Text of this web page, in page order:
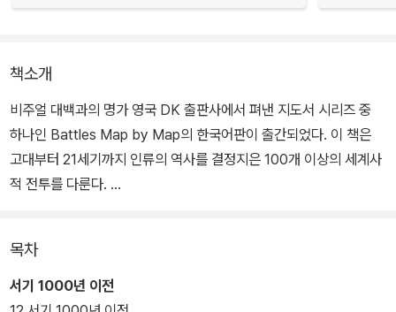
책소개
비주얼 대백과의 명가 영국 DK 출판사에서 펴낸 지도서 시리즈 중
하나인 Battles Map by Map의 한국어판이 출간되었다. 이 책은
고대부터 21세기까지 인류의 역사를 결정지은 100개 이상의 세계사
적 전투를 다룬다.
의 서진에 제동을 건 마라톤 전투, 성채 중심으로 공격과 방어를 하는
예루살렘 공성전을 비롯하여, 동아시아의 주요 전투인 적벽 대전, 한
산도 대첩, 세키가하라 전투, 그리고 나폴레옹의 운명을 결정지은 워
목차
서기 1000년 이전